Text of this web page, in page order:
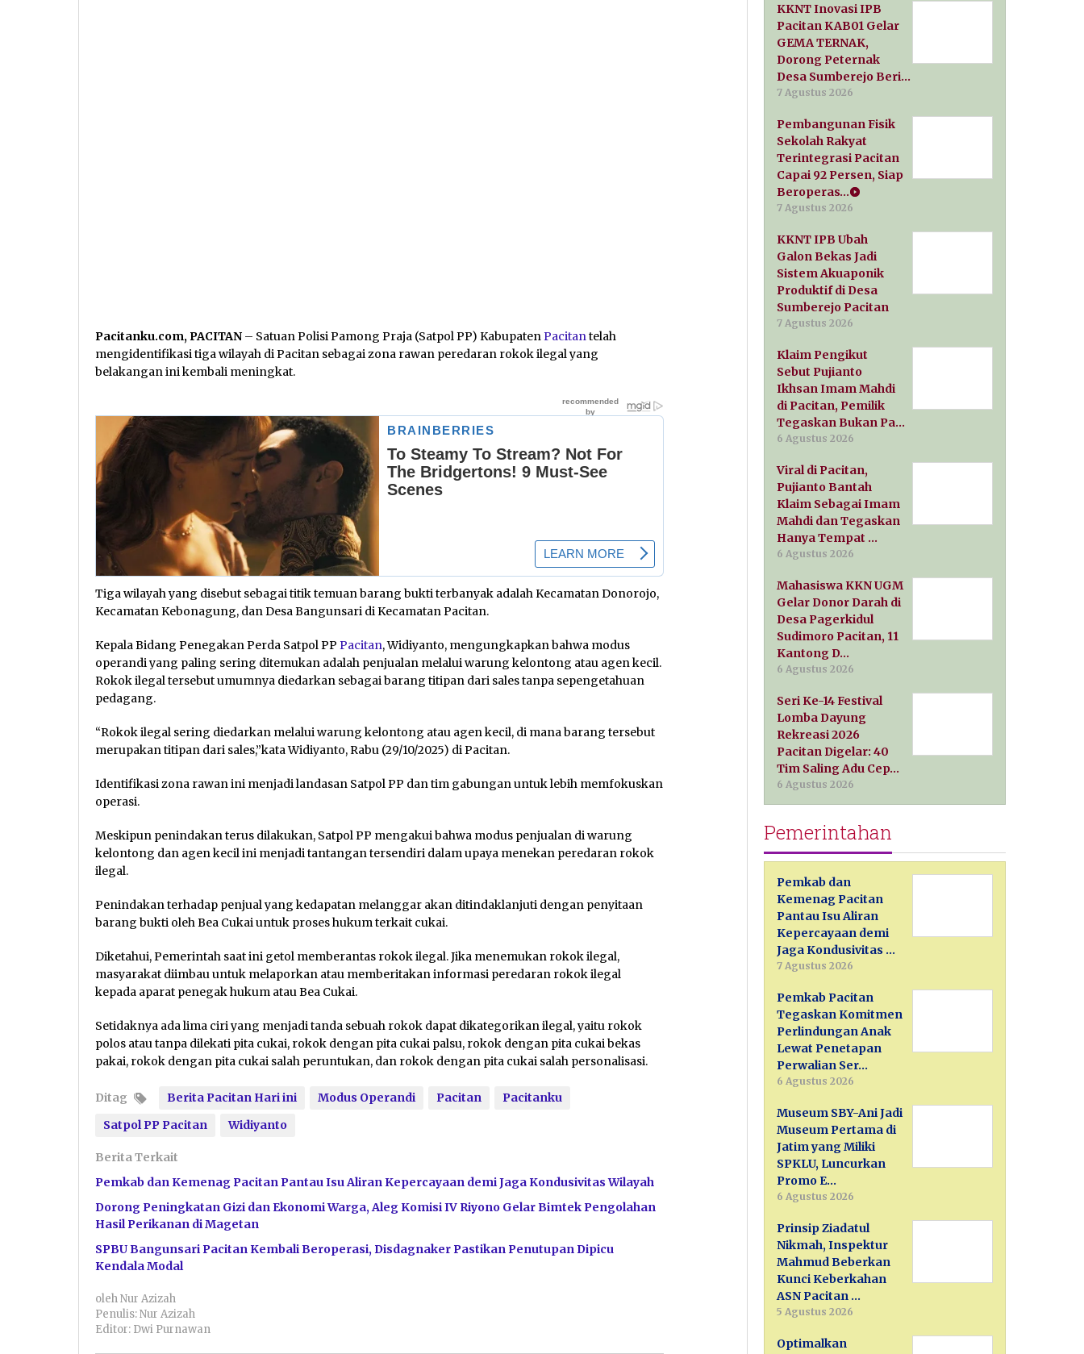
Pacitanku.com, PACITAN – Satuan Polisi Pamong Praja (Satpol PP) KabupatenPacitantelah
mengidentifikasi tiga wilayah di Pacitan sebagai zona rawan peredaran rokok ilegal yang
belakangan ini kembali meningkat.
Tiga wilayah yang disebut sebagai titik temuan barang bukti terbanyak adalah Kecamatan Donorojo,
Kecamatan Kebonagung, dan Desa Bangunsari di Kecamatan Pacitan.
Kepala Bidang Penegakan Perda Satpol PP Pacitan, Widiyanto, mengungkapkan bahwa modus
operandi yang paling sering ditemukan adalah penjualan melalui warung kelontong atau agen kecil.
Rokok ilegal tersebut umumnya diedarkan sebagai barang titipan dari sales tanpa sepengetahuan
pedagang.
“Rokok ilegal sering diedarkan melalui warung kelontong atau agen kecil, di mana barang tersebut
merupakan titipan dari sales,”kata Widiyanto, Rabu (29/10/2025) di Pacitan.
Identifikasi zona rawan ini menjadi landasan Satpol PP dan tim gabungan untuk lebih memfokuskan
operasi.
Meskipun penindakan terus dilakukan, Satpol PP mengakui bahwa modus penjualan di warung
kelontong dan agen kecil ini menjadi tantangan tersendiri dalam upaya menekan peredaran rokok
ilegal.
Penindakan terhadap penjual yang kedapatan melanggar akan ditindaklanjuti dengan penyitaan
barang bukti oleh Bea Cukai untuk proses hukum terkait cukai.
Diketahui, Pemerintah saat ini getol memberantas rokok ilegal. Jika menemukan rokok ilegal,
masyarakat diimbau untuk melaporkan atau memberitakan informasi peredaran rokok ilegal
kepada aparat penegak hukum atau Bea Cukai.
Setidaknya ada lima ciri yang menjadi tanda sebuah rokok dapat dikategorikan ilegal, yaitu rokok
polos atau tanpa dilekati pita cukai, rokok dengan pita cukai palsu, rokok dengan pita cukai bekas
pakai, rokok dengan pita cukai salah peruntukan, dan rokok dengan pita cukai salah personalisasi.
Ditag Berita Pacitan Hari ini Modus Operandi Pacitan
Pacitanku
Satpol PP Pacitan
Widiyanto
Berita Terkait
Pemkab dan Kemenag Pacitan Pantau Isu Aliran Kepercayaan demi Jaga Kondusivitas Wilayah
Dorong Peningkatan Gizi dan Ekonomi Warga, Aleg Komisi IV Riyono Gelar Bimtek Pengolahan
Hasil Perikanan di Magetan
SPBU Bangunsari Pacitan Kembali Beroperasi, Disdagnaker Pastikan Penutupan Dipicu
Kendala Modal
olehNur Azizah
Penulis: Nur Azizah
Editor: Dwi Purnawan
KKNT Inovasi IPB
Pacitan KAB01 Gelar
GEMA TERNAK,
Dorong Peternak
Desa Sumberejo Beri…
7 Agustus 2026
Pembangunan Fisik
Sekolah Rakyat
Terintegrasi Pacitan
Capai 92 Persen, Siap
Beroperas…
7 Agustus 2026
KKNT IPB Ubah
Galon Bekas Jadi
Sistem Akuaponik
Produktif di Desa
Sumberejo Pacitan
7 Agustus 2026
Klaim Pengikut
Sebut Pujianto
Ikhsan Imam Mahdi
di Pacitan, Pemilik
Tegaskan Bukan Pa…
6 Agustus 2026
Viral di Pacitan,
Pujianto Bantah
Klaim Sebagai Imam
Mahdi dan Tegaskan
Hanya Tempat …
6 Agustus 2026
Mahasiswa KKN UGM
Gelar Donor Darah di
Desa Pagerkidul
Sudimoro Pacitan, 11
Kantong D…
6 Agustus 2026
Seri Ke-14 Festival
Lomba Dayung
Rekreasi 2026
Pacitan Digelar: 40
Tim Saling Adu Cep…
6 Agustus 2026
Pemerintahan
Pemkab dan
Kemenag Pacitan
Pantau Isu Aliran
Kepercayaan demi
Jaga Kondusivitas …
7 Agustus 2026
Pemkab Pacitan
Tegaskan Komitmen
Perlindungan Anak
Lewat Penetapan
Perwalian Ser…
6 Agustus 2026
Museum SBY-Ani Jadi
Museum Pertama di
Jatim yang Miliki
SPKLU, Luncurkan
Promo E…
6 Agustus 2026
Prinsip Ziadatul
Nikmah, Inspektur
Mahmud Beberkan
Kunci Keberkahan
ASN Pacitan …
5 Agustus 2026
Optimalkan